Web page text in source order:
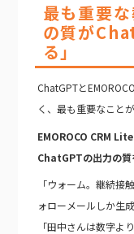
最も重要
の質が
る」
ChatGPTと
く、最も重要なことが
EMOROCO CRM
ChatGPTの出力の質
「ウォーム。継続接
ォローメールしか生
「田中さんは数字よ